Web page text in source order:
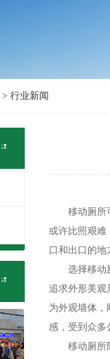
> 行业新闻
移动厕所可
或许比照艰难
口和出口的地
选择移动厕
追求外形美观
为外观墙体
感，受到众多
移动厕所除